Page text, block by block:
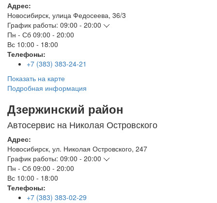
Адрес:
Новосибирск, улица Федосеева, 36/3
График работы: 09:00 - 20:00
Пн - Сб 09:00 - 20:00
Вс 10:00 - 18:00
Телефоны:
+7 (383) 383-24-21
Показать на карте
Подробная информация
Дзержинский район
Автосервис на Николая Островского
Адрес:
Новосибирск, ул. Николая Островского, 247
График работы: 09:00 - 20:00
Пн - Сб 09:00 - 20:00
Вс 10:00 - 18:00
Телефоны:
+7 (383) 383-02-29